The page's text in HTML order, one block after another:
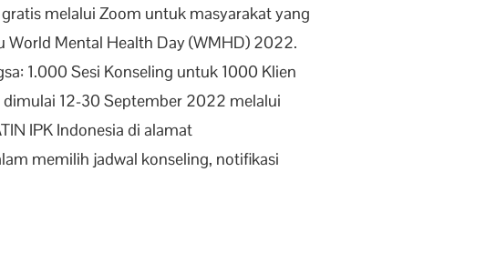
melalui Zoom untuk masyarakat yang
Mental Health Day (WMHD) 2022.
1.000 Sesi Konseling untuk 1000 Klien
12-30 September 2022 melalui
IPK Indonesia di alamat
memilih jadwal konseling, notifikasi